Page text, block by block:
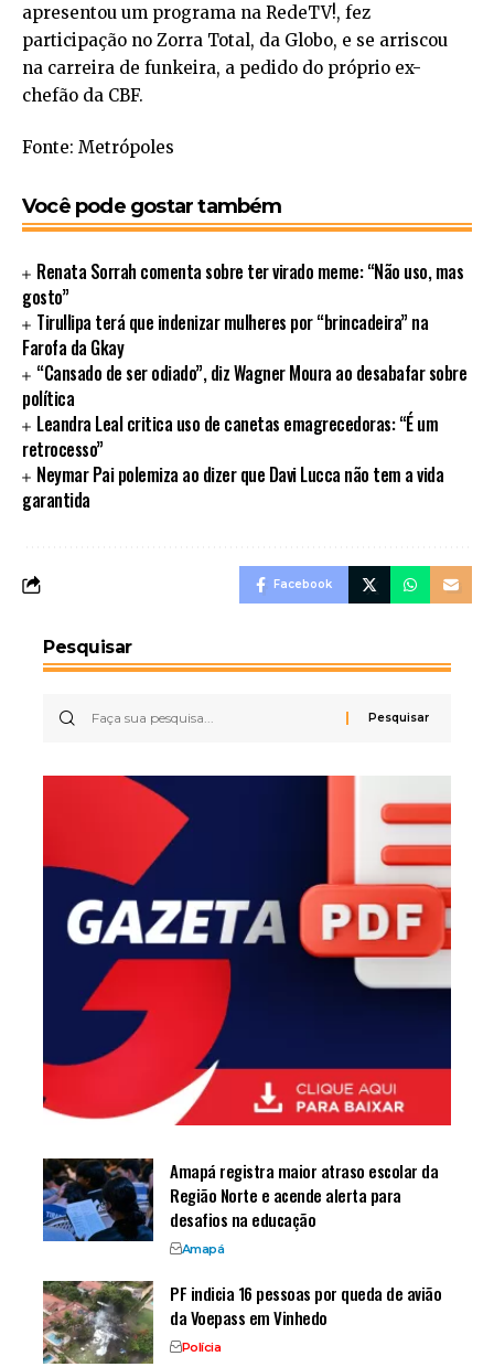
apresentou um programa na RedeTV!, fez
participação no Zorra Total, da Globo, e se arriscou
na carreira de funkeira, a pedido do próprio ex-
chefão da CBF.
Fonte: Metrópoles
Você pode gostar também
Renata Sorrah comenta sobre ter virado meme: “Não uso, mas
gosto”
Tirullipa terá que indenizar mulheres por “brincadeira” na
Farofa da Gkay
“Cansado de ser odiado”, diz Wagner Moura ao desabafar sobre
política
Leandra Leal critica uso de canetas emagrecedoras: “É um
retrocesso”
Neymar Pai polemiza ao dizer que Davi Lucca não tem a vida
garantida
Facebook
Pesquisar
Amapá registra maior atraso escolar da
Região Norte e acende alerta para
desafios na educação
Amapá
PF indicia 16 pessoas por queda de avião
da Voepass em Vinhedo
Polícia